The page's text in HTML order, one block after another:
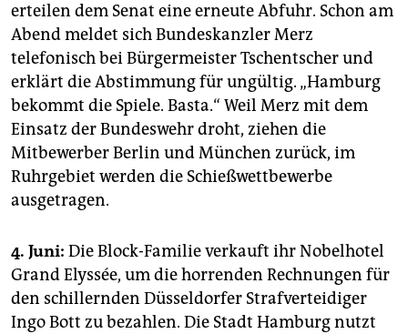
erteilen dem Senat eine erneute Abfuhr. Schon am
Abend meldet sich Bundeskanzler Merz
telefonisch bei Bürgermeister Tschentscher und
erklärt die Abstimmung für ungültig. „Hamburg
bekommt die Spiele. Basta.“ Weil Merz mit dem
Einsatz der Bundeswehr droht, ziehen die
Mitbewerber Berlin und München zurück, im
Ruhrgebiet werden die Schießwettbewerbe
ausgetragen.
4. Juni: Die Block-Familie verkauft ihr Nobelhotel
Grand Elyssée, um die horrenden Rechnungen für
den schillernden Düsseldorfer Strafverteidiger
Ingo Bott zu bezahlen. Die Stadt Hamburg nutzt